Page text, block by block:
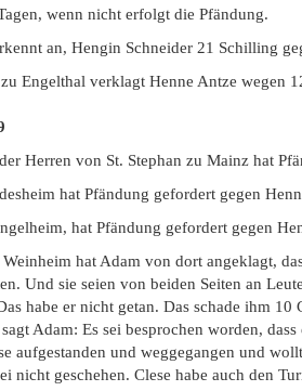
wenn nicht erfolgt die Pfändung.
an, Hengin Schneider 21 Schilling
Engelthal verklagt Henne Antze wegen
Herren von St. Stephan zu Mainz hat
hat Pfändung gefordert gegen
hat Pfändung gefordert gegen
hat Adam von dort angeklagt,
Und sie seien von beiden Seiten an
habe er nicht getan. Das schade ihm
Adam: Es sei besprochen worden,
aufgestanden und weggegangen und
nicht geschehen. Clese habe auch den